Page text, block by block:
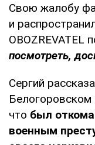
Свою жалобу
и
OBOZREVATEL
посмотреть,
Сергий
Белогоровском
что был
военным